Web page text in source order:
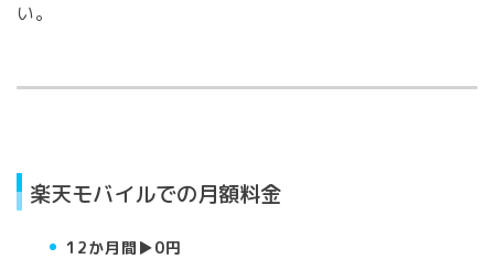
い。
楽天モバイルでの月額料金
12か月間▶︎0円